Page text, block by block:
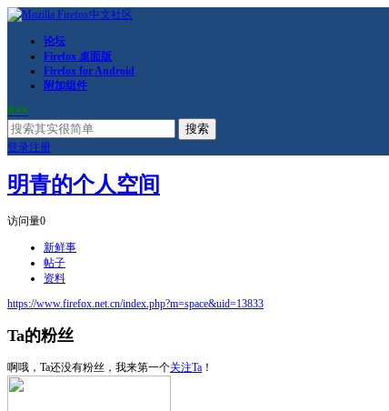
论坛
Firefox 桌面版
Firefox for Android
附加组件
RSS
搜索
登录注册
明青的个人空间
访问量0
新鲜事
帖子
资料
https://www.firefox.net.cn/index.php?m=space&uid=13833
Ta的粉丝
啊哦，Ta还没有粉丝，我来第一个关注Ta ！